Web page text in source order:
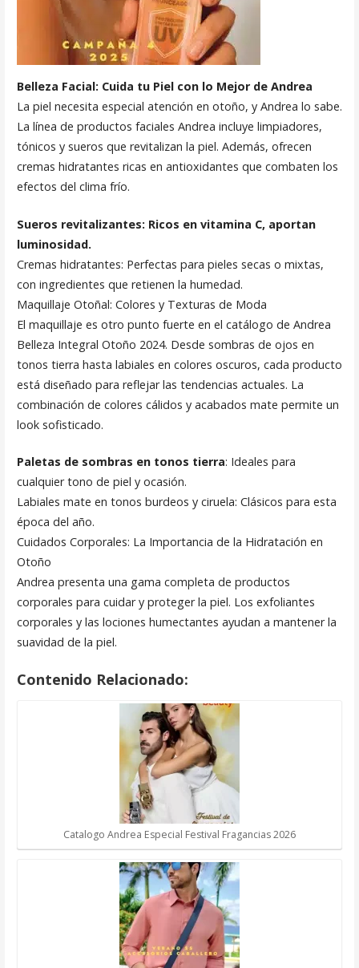
Belleza Facial: Cuida tu Piel con lo Mejor de Andrea
La piel necesita especial atención en otoño, y Andrea lo sabe.
La línea de productos faciales Andrea incluye limpiadores,
tónicos y sueros que revitalizan la piel. Además, ofrecen
cremas hidratantes ricas en antioxidantes que combaten los
efectos del clima frío.
Sueros revitalizantes: Ricos en vitamina C, aportan
luminosidad.
Cremas hidratantes: Perfectas para pieles secas o mixtas,
con ingredientes que retienen la humedad.
Maquillaje Otoñal: Colores y Texturas de Moda
El maquillaje es otro punto fuerte en el catálogo de Andrea
Belleza Integral Otoño 2024. Desde sombras de ojos en
tonos tierra hasta labiales en colores oscuros, cada producto
está diseñado para reflejar las tendencias actuales. La
combinación de colores cálidos y acabados mate permite un
look sofisticado.
Paletas de sombras en tonos tierra: Ideales para
cualquier tono de piel y ocasión.
Labiales mate en tonos burdeos y ciruela: Clásicos para esta
época del año.
Cuidados Corporales: La Importancia de la Hidratación en
Otoño
Andrea presenta una gama completa de productos
corporales para cuidar y proteger la piel. Los exfoliantes
corporales y las lociones humectantes ayudan a mantener la
suavidad de la piel.
Contenido Relacionado:
Catalogo Andrea Especial Festival Fragancias 2026